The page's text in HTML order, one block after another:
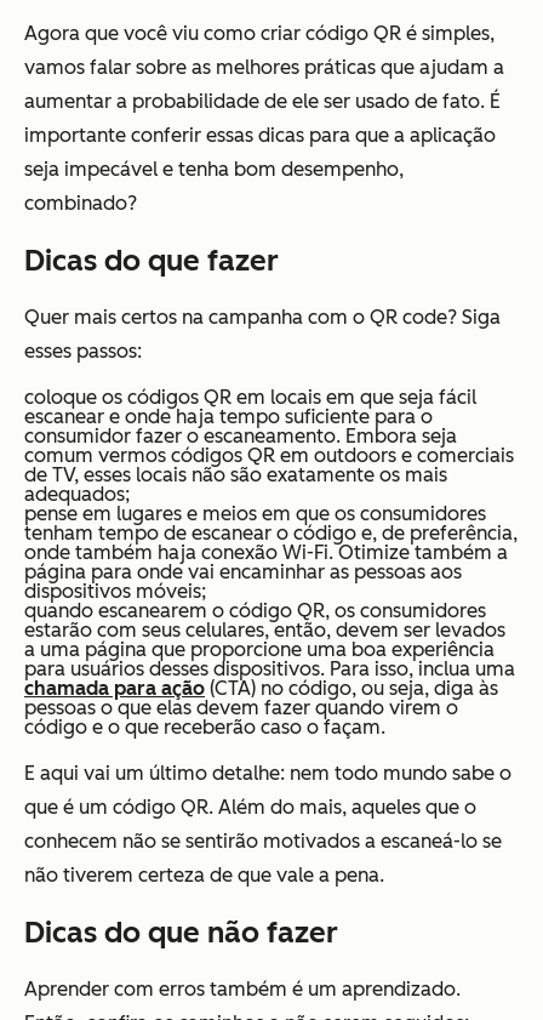
Agora que você viu como criar código QR é simples,
vamos falar sobre as melhores práticas que ajudam a
aumentar a probabilidade de ele ser usado de fato. É
importante conferir essas dicas para que a aplicação
seja impecável e tenha bom desempenho,
combinado?
Dicas do que fazer
Quer mais certos na campanha com o QR code? Siga
esses passos:
coloque os códigos QR em locais em que seja fácil
escanear e onde haja tempo suficiente para o
consumidor fazer o escaneamento. Embora seja
comum vermos códigos QR em outdoors e comerciais
de TV, esses locais não são exatamente os mais
adequados;
pense em lugares e meios em que os consumidores
tenham tempo de escanear o código e, de preferência,
onde também haja conexão Wi-Fi. Otimize também a
página para onde vai encaminhar as pessoas aos
dispositivos móveis;
quando escanearem o código QR, os consumidores
estarão com seus celulares, então, devem ser levados
a uma página que proporcione uma boa experiência
para usuários desses dispositivos. Para isso, inclua uma
chamada para ação (CTA) no código, ou seja, diga às
pessoas o que elas devem fazer quando virem o
código e o que receberão caso o façam.
E aqui vai um último detalhe: nem todo mundo sabe o
que é um código QR. Além do mais, aqueles que o
conhecem não se sentirão motivados a escaneá-lo se
não tiverem certeza de que vale a pena.
Dicas do que não fazer
Aprender com erros também é um aprendizado.